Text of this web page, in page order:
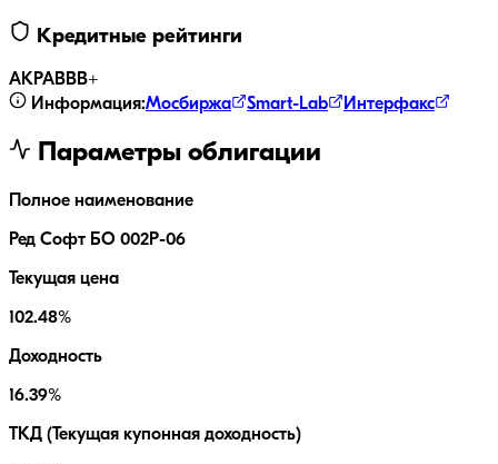
Кредитные рейтинги
АКРАBBB+
Информация:Мосбиржа Smart-Lab Интерфакс
Параметры облигации
Полное наименование
Ред Софт БО 002Р-06
Текущая цена
102.48%
Доходность
16.39%
ТКД (Текущая купонная доходность)